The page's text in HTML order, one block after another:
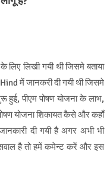
लिए लिखी गयी थी जिसमे बताया
में जानकरी दी गयी थी जिसमे
हुई, पीएम पोषण योजना के लाभ,
पोषण योजना शिकायत कैसे और कहाँ
दी गयी है अगर अभी भी
है तो हमें कमेन्ट करें और इस